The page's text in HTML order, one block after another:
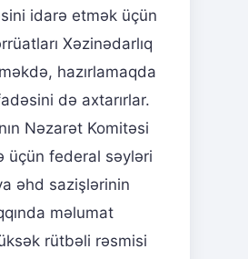
idarə etmək üçün
Xəzinədarlıq
hazırlamaqda
də axtarırlar.
Nəzarət Komitəsi
üçün federal səyləri
əhd sazişlərinin
məlumat
rütbəli rəsmisi